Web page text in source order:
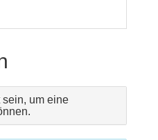
um eine